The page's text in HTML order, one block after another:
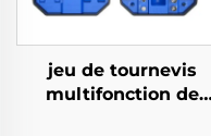
jeu de tournevis
multifonction de